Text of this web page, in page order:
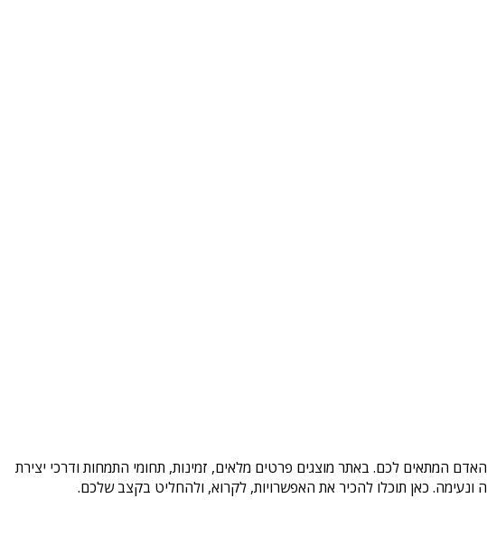
המתאים לכם. באתר מוצגים פרטים מלאים, זמינות, תחומי התמחות ודרכי יצירת
כאן תוכלו להכיר את האפשרויות, לקרוא, ולהחליט בקצב שלכם.